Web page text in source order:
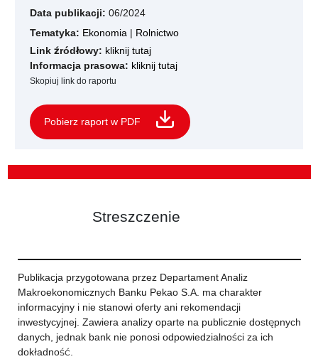
Data publikacji: 06/2024
Tematyka: Ekonomia | Rolnictwo
Link źródłowy: kliknij tutaj
Informacja prasowa: kliknij tutaj
Skopiuj link do raportu
Pobierz raport w PDF
Streszczenie
Publikacja przygotowana przez Departament Analiz
Makroekonomicznych Banku Pekao S.A. ma charakter
informacyjny i nie stanowi oferty ani rekomendacji
inwestycyjnej. Zawiera analizy oparte na publicznie dostępnych
danych, jednak bank nie ponosi odpowiedzialności za ich
dokładność.